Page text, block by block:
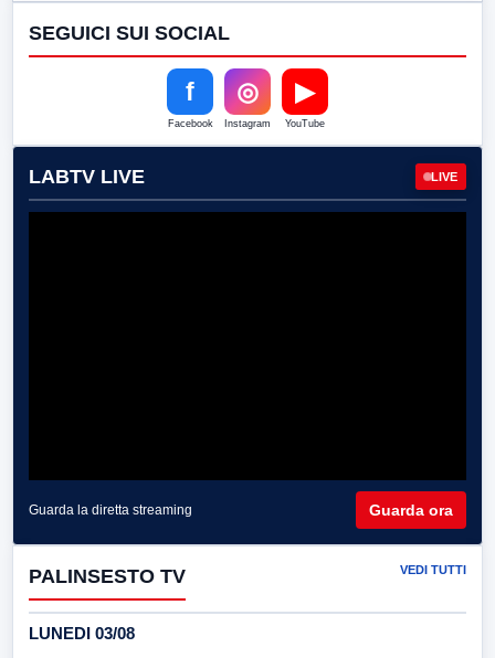
SEGUICI SUI SOCIAL
f
Facebook
◎
Instagram
▶
YouTube
LABTV LIVE LIVE
Guarda la diretta streaming Guarda ora
PALINSESTO TV VEDI TUTTI
LUNEDI 03/08